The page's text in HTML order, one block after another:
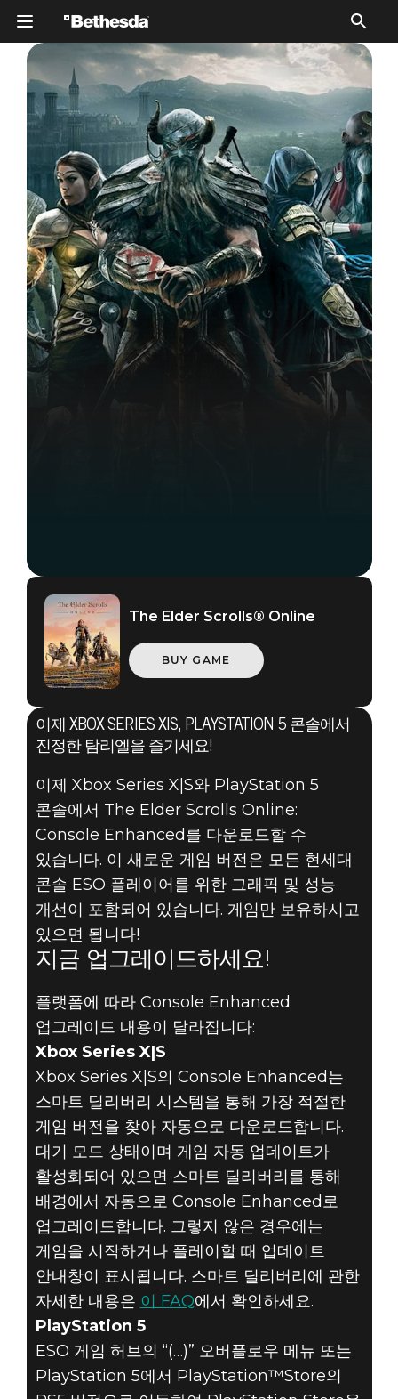
2021년 6월 16일
ESO: XBOX
SERIES X|S와
PLAYSTATION
5에서 CONSOLE
ENHANCED를
만나보세요!
The Elder Scrolls® Online
BUY GAME
이제 XBOX SERIES X|S, PLAYSTATION 5 콘솔에서
진정한 탐리엘을 즐기세요!
이제 Xbox Series X|S와 PlayStation 5
콘솔에서 The Elder Scrolls Online:
Console Enhanced를 다운로드할 수
있습니다. 이 새로운 게임 버전은 모든 현세대
콘솔 ESO 플레이어를 위한 그래픽 및 성능
개선이 포함되어 있습니다. 게임만 보유하시고
있으면 됩니다!
지금 업그레이드하세요!
플랫폼에 따라 Console Enhanced
업그레이드 내용이 달라집니다:
Xbox Series X|S
Xbox Series X|S의 Console Enhanced는
스마트 딜리버리 시스템을 통해 가장 적절한
게임 버전을 찾아 자동으로 다운로드합니다.
대기 모드 상태이며 게임 자동 업데이트가
활성화되어 있으면 스마트 딜리버리를 통해
배경에서 자동으로 Console Enhanced로
업그레이드합니다. 그렇지 않은 경우에는
게임을 시작하거나 플레이할 때 업데이트
안내창이 표시됩니다. 스마트 딜리버리에 관한
자세한 내용은 이 FAQ에서 확인하세요.
PlayStation 5
ESO 게임 허브의 “(…)” 오버플로우 메뉴 또는
PlayStation 5에서 PlayStation™Store의